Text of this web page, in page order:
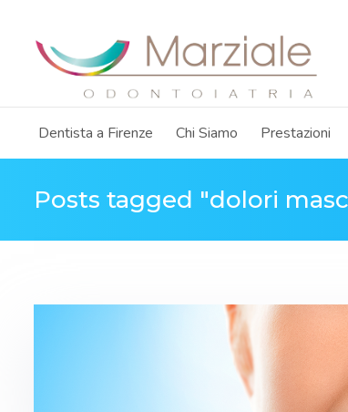
Dentista a Firenze Chi Siamo Prestazioni
Posts tagged "dolori